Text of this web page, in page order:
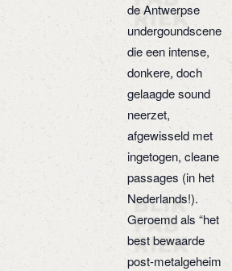
de Antwerpse
undergoundscene
die een intense,
donkere, doch
gelaagde sound
neerzet,
afgewisseld met
ingetogen, cleane
passages (in het
Nederlands!).
Geroemd als “het
best bewaarde
post-metalgeheim